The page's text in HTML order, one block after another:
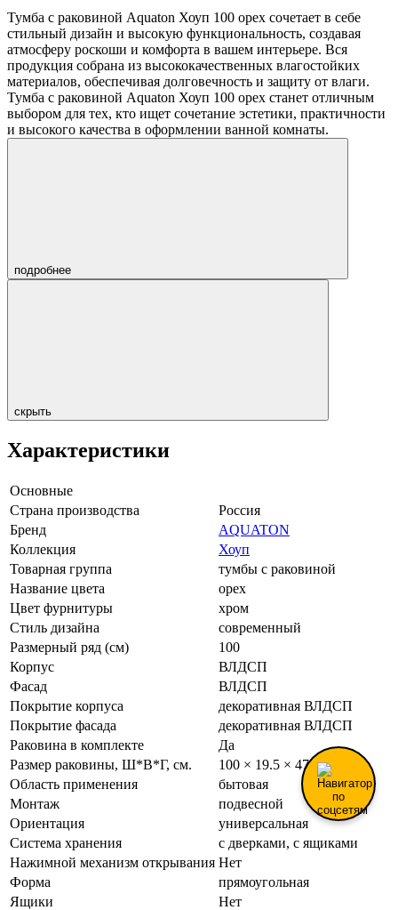
Тумба с раковиной Aquaton Хоуп 100 орех сочетает в себе
стильный дизайн и высокую функциональность, создавая
атмосферу роскоши и комфорта в вашем интерьере. Вся
продукция собрана из высококачественных влагостойких
материалов, обеспечивая долговечность и защиту от влаги.
Тумба с раковиной Aquaton Хоуп 100 орех станет отличным
выбором для тех, кто ищет сочетание эстетики, практичности
и высокого качества в оформлении ванной комнаты.
подробнее
скрыть
Характеристики
Основные
Страна производства
Россия
Бренд
AQUATON
Коллекция
Хоуп
Товарная группа
тумбы с раковиной
Название цвета
орех
Цвет фурнитуры
хром
Стиль дизайна
современный
Размерный ряд (см)
100
Корпус
ВЛДСП
Фасад
ВЛДСП
Покрытие корпуса
декоративная ВЛДСП
Покрытие фасада
декоративная ВЛДСП
Раковина в комплекте
Да
Размер раковины, Ш*В*Г, см.
100 × 19.5 × 47
Область применения
бытовая
Монтаж
подвесной
Ориентация
универсальная
Система хранения
с дверками, с ящиками
Нажимной механизм открывания Нет
Форма
прямоугольная
Ящики
Нет